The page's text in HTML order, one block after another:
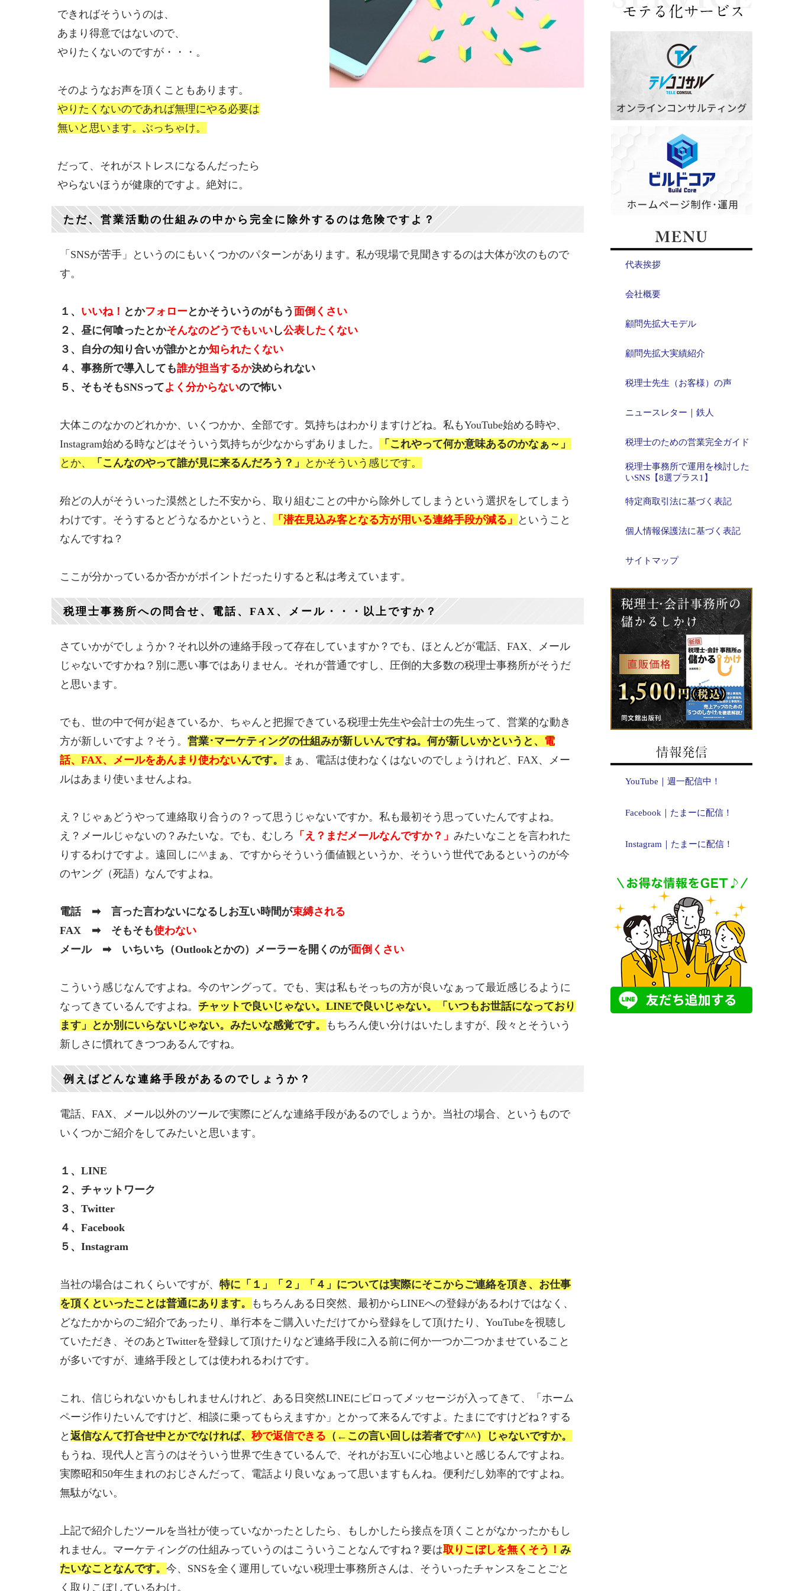
できればそういうのは、
あまり得意ではないので、
やりたくないのですが・・・。
そのようなお声を頂くこともあります。
やりたくないのであれば無理にやる必要は
無いと思います。ぶっちゃけ。
だって、それがストレスになるんだったら
やらないほうが健康的ですよ。絶対に。
ただ、営業活動の仕組みの中から完全に除外するのは危険ですよ？
「SNSが苦手」というのにもいくつかのパターンがあります。私が現場で見聞きするのは大体が次のもので
す。
１、 いいね！ とかフォローとかそういうのがもう 面倒くさい
２、昼に何喰ったとかそんなのどうでもいいし公表したくない
３、自分の知り合いが誰かとか知られたくない
４、事務所で導入しても誰が担当するか決められない
５、そもそもSNSってよく分からないので怖い
大体このなかのどれかか、いくつかか、全部です。気持ちはわかりますけどね。私もYouTube始める時や、
Instagram始める時などはそういう気持ちが少なからずありました。
「これやって何か意味あるのかなぁ～」
とか、
「こんなのやって誰が見に来るんだろう？」 とかそういう感じです。
殆どの人がそういった漠然とした不安から、取り組むことの中から除外してしまうという選択をしてしまう
わけです。そうするとどうなるかというと、
「潜在見込み客となる方が用いる連絡手段が減る」
ということ
なんですね？
ここが分かっているか否かがポイントだったりすると私は考えています。
税理士事務所への問合せ、電話、FAX、メール・・・以上ですか？
さていかがでしょうか？それ以外の連絡手段って存在していますか？でも、ほとんどが電話、FAX、メール
じゃないですかね？別に悪い事ではありません。それが普通ですし、圧倒的大多数の税理士事務所がそうだ
と思います。
でも、世の中で何が起きているか、ちゃんと把握できている税理士先生や会計士の先生って、営業的な動き
方が新しいですよ？そう。 営業･マーケティングの仕組みが新しいんですね。何が新しいかというと、 電
話、FAX、メールをあんまり使わないんです。
まぁ、電話は使わなくはないのでしょうけれど、FAX、メー
ルはあまり使いませんよね。
え？じゃぁどうやって連絡取り合うの？って思うじゃないですか。私も最初そう思っていたんですよね。
え？メールじゃないの？みたいな。でも、むしろ 「え？まだメールなんですか？」 みたいなことを言われた
りするわけですよ。遠回しに^^まぁ、ですからそういう価値観というか、そういう世代であるというのが今
のヤング（死語）なんですよね。
電話 ➡ 言った言わないになるしお互い時間が束縛される
FAX ➡ そもそも使わない
メール ➡ いちいち（Outlookとかの）メーラーを開くのが面倒くさい
こういう感じなんですよね。今のヤングって。でも、実は私もそっちの方が良いなぁって最近感じるように
なってきているんですよね。 チャットで良いじゃない。LINEで良いじゃない。「いつもお世話になっており
ます」とか別にいらないじゃない。みたいな感覚です。
もちろん使い分けはいたしますが、段々とそういう
新しさに慣れてきつつあるんですね。
例えばどんな連絡手段があるのでしょうか？
電話、FAX、メール以外のツールで実際にどんな連絡手段があるのでしょうか。当社の場合、というもので
いくつかご紹介をしてみたいと思います。
１、LINE
２、チャットワーク
３、Twitter
４、Facebook
５、Instagram
当社の場合はこれくらいですが、 特に「１」「２」「４」については実際にそこからご連絡を頂き、お仕事
を頂くといったことは普通にあります。
もちろんある日突然、最初からLINEへの登録があるわけではなく、
どなたかからのご紹介であったり、単行本をご購入いただけてから登録をして頂けたり、YouTubeを視聴し
ていただき、そのあとTwitterを登録して頂けたりなど連絡手段に入る前に何か一つか二つかませていること
が多いですが、連絡手段としては使われるわけです。
これ、信じられないかもしれませんけれど、ある日突然LINEにピロってメッセージが入ってきて、「ホーム
ページ作りたいんですけど、相談に乗ってもらえますか」とかって来るんですよ。たまにですけどね？する
と 返信なんて打合せ中とかでなければ、 秒で返信できる （←この言い回しは若者です^^）じゃないですか。
もうね、現代人と言うのはそういう世界で生きているんで、それがお互いに心地よいと感じるんですよね。
実際昭和50年生まれのおじさんだって、電話より良いなぁって思いますもんね。便利だし効率的ですよね。
無駄がない。
上記で紹介したツールを当社が使っていなかったとしたら、もしかしたら接点を頂くことがなかったかもし
れません。マーケティングの仕組みっていうのはこういうことなんですね？要は取りこぼしを無くそう！ み
たいなことなんです。 今、SNSを全く運用していない税理士事務所さんは、そういったチャンスをことごと
く取りこぼしているわけ。
代表挨拶
会社概要
顧問先拡大モデル
顧問先拡大実績紹介
税理士先生（お客様）の声
ニュースレター｜鉄人
税理士のための営業完全ガイド
税理士事務所で運用を検討した
いSNS【8選プラス1】
特定商取引法に基づく表記
個人情報保護法に基づく表記
サイトマップ
YouTube｜週一配信中！
Facebook｜たまーに配信！
Instagram｜たまーに配信！